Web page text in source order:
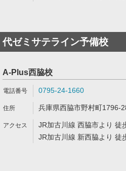
代ゼミサテライン予備校
A-Plus西脇校
0795-24-1660
兵庫県西脇市野村町1796-
JR加古川線 西脇市より 徒
JR加古川線 新西脇より 徒